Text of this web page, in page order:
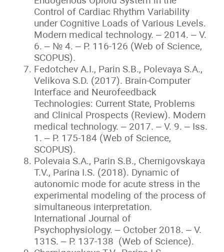
Control of Cardiac Rhythm Variability
under Cognitive Loads of Various Levels.
Modern medical technology. – 2014. – V.
6. – № 4. – P. 116-126 (Web of Science,
SCOPUS).
Fedotchev А.I., Parin S.B., Polevaya S.A.,
Velikova S.D. (2017). Brain-Computer
Interface and Neurofeedback
Technologies: Current State, Problems
and Clinical Prospects (Review). Modern
medical technology. – 2017. – V. 9. – Iss.
1. – P. 175-184 (Web of Science,
SCOPUS).
Polevaia S.A., Parin S.B., Chernigovskaya
T.V., Parina I.S. (2018). Dynamic of
autonomic mode for acute stress in the
experimental modeling of the process of
simultaneous interpretation.
International Journal of
Psychophysiology. – October 2018. – V.
131S. – P. 137-138 (Web of Science).